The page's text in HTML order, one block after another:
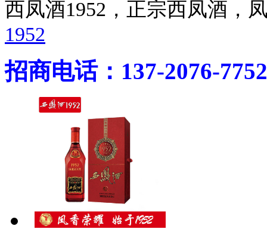
西凤酒1952，正宗西凤酒
1952
招商电话：137-2076-7752